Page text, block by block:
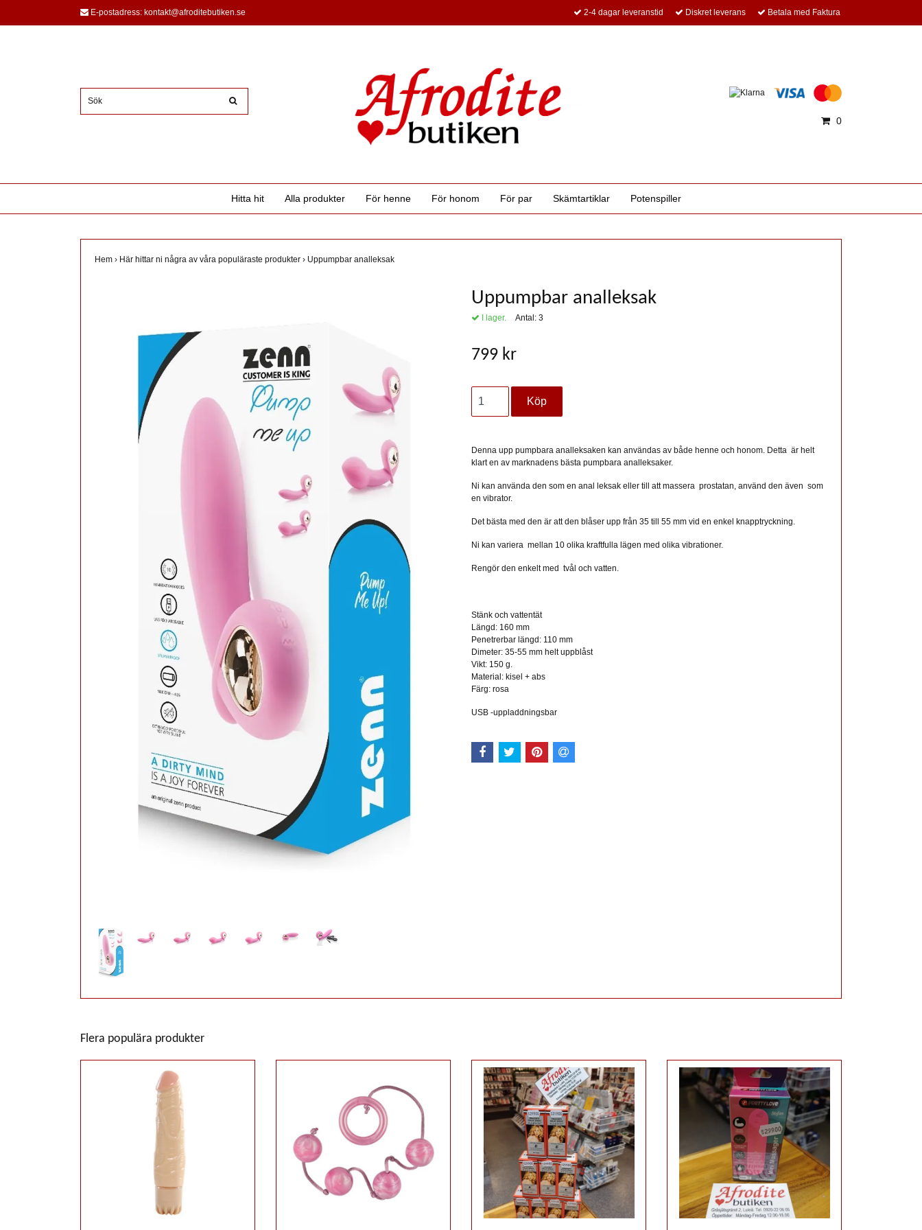
E-postadress: kontakt@afroditebutiken.se 2-4 dagar leveranstid Diskret leverans Betala med Faktura
0
Hitta hit Alla produkter För henne För honom För par Skämtartiklar Potenspiller
Hem › Här hittar ni några av våra populäraste produkter › Uppumpbar analleksak
Uppumpbar analleksak
I lager. Antal: 3
799 kr
Denna upp pumpbara analleksaken kan användas av både henne och honom. Detta är helt
klart en av marknadens bästa pumpbara analleksaker.
Ni kan använda den som en anal leksak eller till att massera prostatan, använd den även som
en vibrator.
Det bästa med den är att den blåser upp från 35 till 55 mm vid en enkel knapptryckning.
Ni kan variera mellan 10 olika kraftfulla lägen med olika vibrationer.
Rengör den enkelt med tvål och vatten.
Stänk och vattentät
Längd: 160 mm
Penetrerbar längd: 110 mm
Dimeter: 35-55 mm helt uppblåst
Vikt: 150 g.
Material: kisel + abs
Färg: rosa
USB -uppladdningsbar
Flera populära produkter